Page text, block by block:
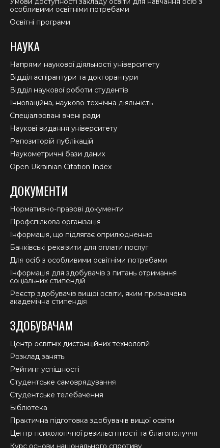
особливими освітніми потребами
Освітні програми
НАУКА
Напрями наукової діяльності університету
Відділ аспірантури та докторантури
Відділ наукової роботи студентів
Інноваційна, науково-технічна діяльність
Спеціалізовані вчені ради
Наукові видання університету
Репозиторій публікацій
Наукометричні бази даних
Open Ukrainian Citation Index
ДОКУМЕНТИ
Нормативно-правові документи
Профспілкова організація
Інформація, що підлягає оприлюдненню
Банківські реквізити для оплати послуг
Для осіб з особливими освітніми потребами
Інформація для здобувачів з питань отримання
соціальних стипендій
Реєстр здобувачів вищої освіти, яким призначена
академічна стипендія
ЗДОБУВАЧАМ
Центр освітніх дистанційних технологій
Розклад занять
Рейтинг успішності
Студентське самоврядування
Студентське телебачення
Бібліотека
Практична підготовка здобувачів вищої освіти
Центр психологічної резильєнтності та благополуччя
Курс основи національного спротиву